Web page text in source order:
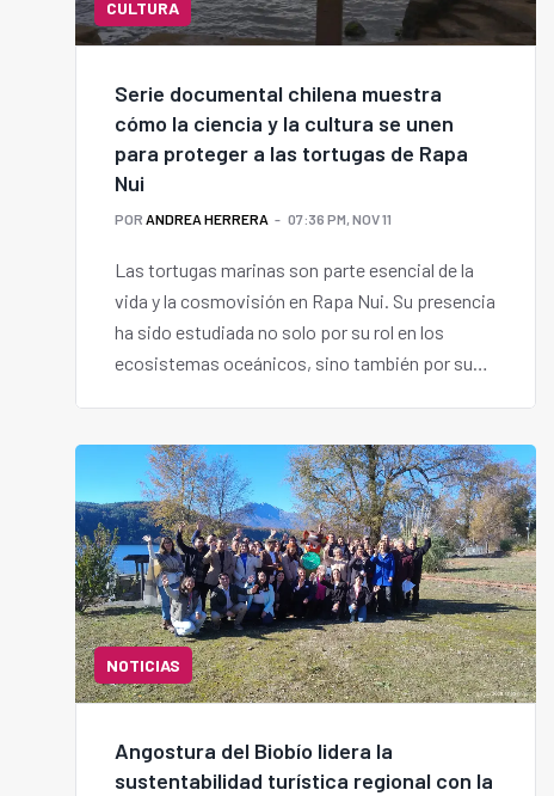
CULTURA
Serie documental chilena muestra
cómo la ciencia y la cultura se unen
para proteger a las tortugas de Rapa
Nui
POR ANDREA HERRERA 07:36 PM, NOV 11
Las tortugas marinas son parte esencial de la
vida y la cosmovisión en Rapa Nui. Su presencia
ha sido estudiada no solo por su rol en los
ecosistemas oceánicos, sino también por su
NOTICIAS
Angostura del Biobío lidera la
sustentabilidad turística regional con la